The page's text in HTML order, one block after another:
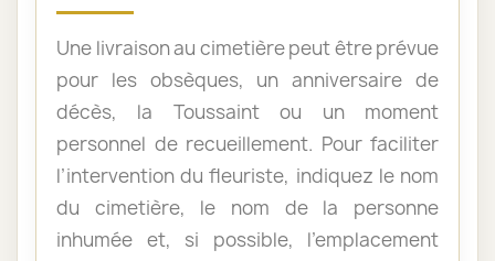
Une livraison au cimetière peut être prévue
pour les obsèques, un anniversaire de
décès, la Toussaint ou un moment
personnel de recueillement. Pour faciliter
l’intervention du fleuriste, indiquez le nom
du cimetière, le nom de la personne
inhumée et, si possible, l’emplacement